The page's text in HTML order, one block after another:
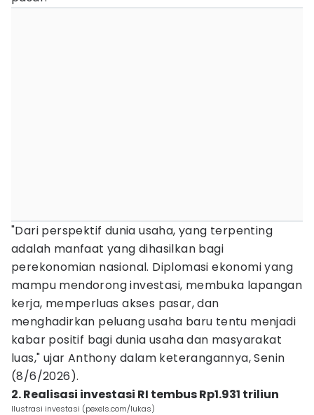
"Dari perspektif dunia usaha, yang terpenting
adalah manfaat yang dihasilkan bagi
perekonomian nasional. Diplomasi ekonomi yang
mampu mendorong investasi, membuka lapangan
kerja, memperluas akses pasar, dan
menghadirkan peluang usaha baru tentu menjadi
kabar positif bagi dunia usaha dan masyarakat
luas," ujar Anthony dalam keterangannya, Senin
(8/6/2026).
2. Realisasi investasi RI tembus Rp1.931 triliun
Ilustrasi investasi (pexels.com/lukas)